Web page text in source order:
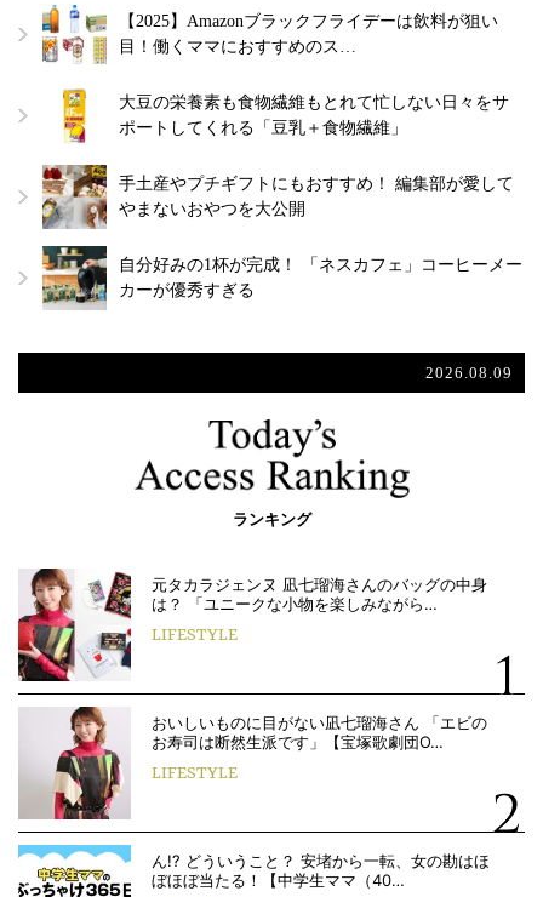
【2025】Amazonブラックフライデーは飲料が狙い
目！働くママにおすすめのス…
大豆の栄養素も食物繊維もとれて忙しない日々をサ
ポートしてくれる「豆乳＋食物繊維」
手土産やプチギフトにもおすすめ！ 編集部が愛して
やまないおやつを大公開
自分好みの1杯が完成！ 「ネスカフェ」コーヒーメー
カーが優秀すぎる
2026.08.09
ランキング
元タカラジェンヌ 凪七瑠海さんのバッグの中身
は？ 「ユニークな小物を楽しみながら…
LIFESTYLE
おいしいものに目がない凪七瑠海さん 「エビの
お寿司は断然生派です」【宝塚歌劇団O…
LIFESTYLE
ん!? どういうこと？ 安堵から一転、女の勘はほ
ぼほぼ当たる！【中学生ママ（40…